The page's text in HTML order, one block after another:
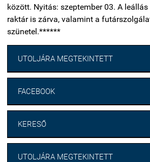
között. Nyitás: szeptember 03. A
raktár is zárva, valamint a
szünetel.******
UTOLJÁRA MEGTEKINTETT
FACEBOOK
KERESŐ
UTOLJÁRA MEGTEKINTETT